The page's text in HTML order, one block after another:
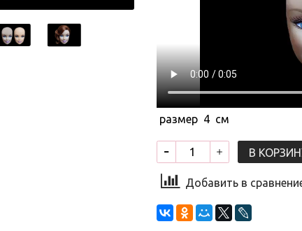
размер 4 см
В
Добавить в